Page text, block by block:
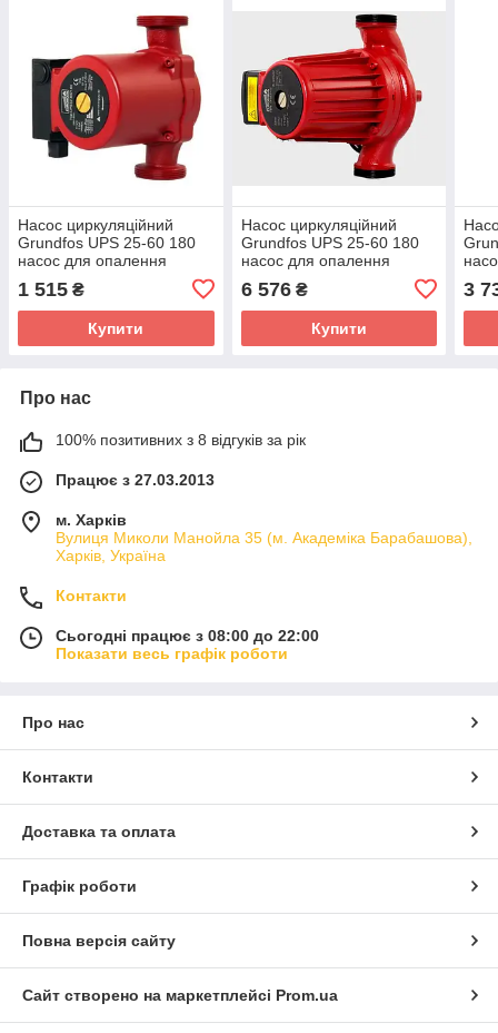
Насос циркуляційний
Grundfos UPS 25-60 180
насос для опалення
1 515 ₴
Купити
Насос циркуляційний
Grundfos UPS 25-60 180
насос для опалення
6 576₴
Купити
3
Про нас
100% позитивних з 8 відгуків за рік
Працює з 27.03.2013
м. Харків
Вулиця Миколи Манойла 35 (м. Академіка Барабашова),
Харків, Україна
Контакти
Сьогодні працює з 08:00 до 22:00
Показати весь графік роботи
Про нас
Контакти
Доставка та оплата
Графік роботи
Повна версія сайту
Сайт створено на маркетплейсі Prom.ua